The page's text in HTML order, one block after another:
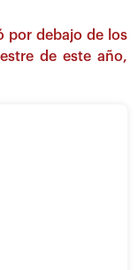
por debajo de los
de este año,